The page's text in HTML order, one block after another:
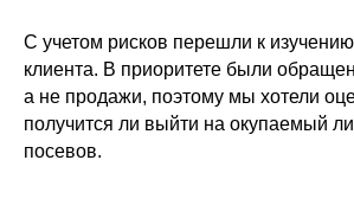
С учетом рисков перешли к
клиента. В приоритете были
а не продажи, поэтому мы хотели
получится ли выйти на окупаемый
посевов.